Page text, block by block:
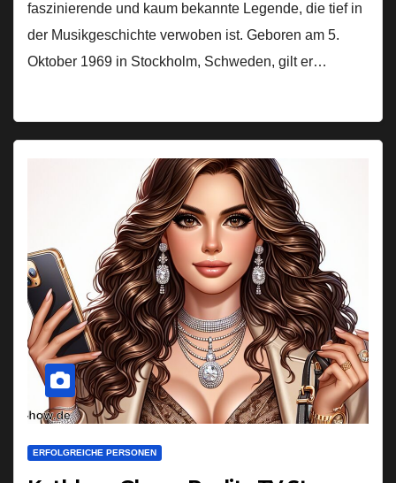
faszinierende und kaum bekannte Legende, die tief in
der Musikgeschichte verwoben ist. Geboren am 5.
Oktober 1969 in Stockholm, Schweden, gilt er…
ERFOLGREICHE PERSONEN